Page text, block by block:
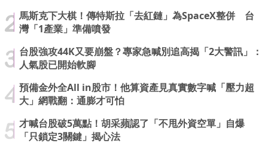
馬斯克下大棋！傳特斯拉「去紅鏈」為SpaceX整併 台
灣「1產業」準備噴發
台股強攻44K又要崩盤？專家急喊別追高揭「2大警訊」：
人氣股已開始軟腳
預備金外全All in股市！他算資產見真實數字喊「壓力超
大」網戰翻：通膨才可怕
才喊台股破5萬點！胡采蘋認了「不甩外資空單」自爆
「只鎖定3關鍵」揭心法